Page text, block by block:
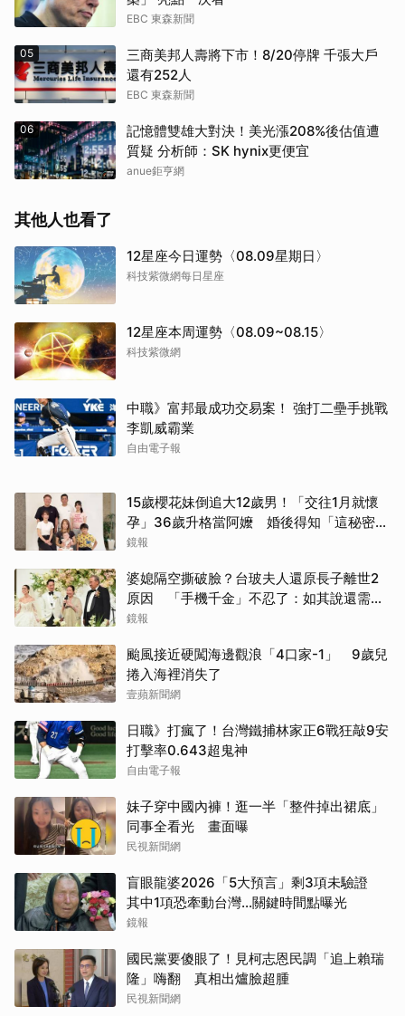
EBC 東森新聞
05
三商美邦人壽將下市！8/20停牌 千張大戶
還有252人
EBC 東森新聞
06
記憶體雙雄大對決！美光漲208%後估值遭
質疑 分析師：SK hynix更便宜
anue鉅亨網
其他人也看了
12星座今日運勢〈08.09星期日〉
科技紫微網每日星座
12星座本周運勢〈08.09~08.15〉
科技紫微網
中職》富邦最成功交易案！ 強打二壘手挑戰
李凱威霸業
自由電子報
15歲櫻花妹倒追大12歲男！「交往1月就懷
孕」36歲升格當阿嬤 婚後得知「這秘密」
傻眼了
鏡報
婆媳隔空撕破臉？台玻夫人還原長子離世2
原因 「手機千金」不忍了：如其說還需要
離開嗎？
鏡報
颱風接近硬闖海邊觀浪「4口家-1」 9歲兒
捲入海裡消失了
壹蘋新聞網
日職》打瘋了！台灣鐵捕林家正6戰狂敲9安
打擊率0.643超鬼神
自由電子報
妹子穿中國內褲！逛一半「整件掉出裙底」
同事全看光 畫面曝
民視新聞網
盲眼龍婆2026「5大預言」剩3項未驗證
其中1項恐牽動台灣...關鍵時間點曝光
鏡報
國民黨要傻眼了！見柯志恩民調「追上賴瑞
隆」嗨翻 真相出爐臉超腫
民視新聞網